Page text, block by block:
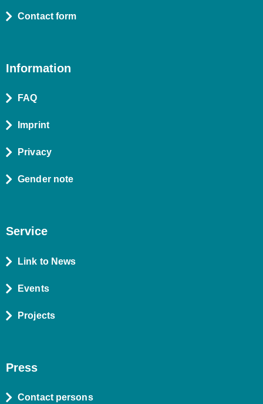
Contact form
Information
FAQ
Imprint
Privacy
Gender note
Service
Link to News
Events
Projects
Press
Contact persons